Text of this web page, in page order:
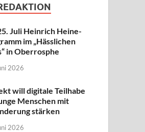
Juli Heinrich Heine-
im „Hässlichen
in Oberrosphe
2026
will digitale Teilhabe
Menschen mit
stärken
2026